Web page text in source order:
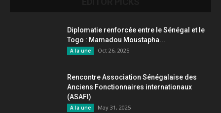
Diplomatie renforcée entre le Sénégal et le
Togo : Mamadou Moustapha...
A la une Oct 26, 2025
Rencontre Association Sénégalaise des
Anciens Fonctionnaires internationaux
(ASAFI)
A la une May 31, 2025